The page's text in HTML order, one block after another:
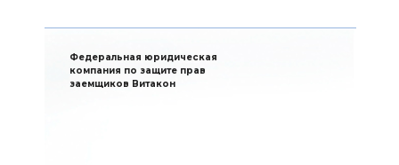
Федеральная юридическая
компания по защите прав
заемщиков Витакон